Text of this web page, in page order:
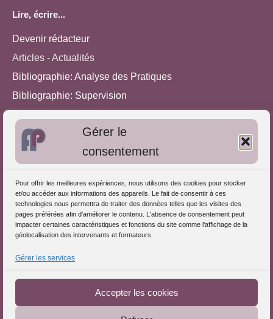
Gérer le
consentement
Pour offrir les meilleures expériences, nous utilisons des cookies pour stocker
et/ou accéder aux informations des appareils. Le fait de consentir à ces
technologies nous permettra de traiter des données telles que les visites des
pages préférées afin d'améliorer le contenu. L'absence de consentement peut
impacter certaines caractéristiques et fonctions du site comme l'affichage de la
géolocalisation des intervenants et formateurs.
Gérer les services
Accepter les cookies
Lire, écrire...
Devenir rédacteur
Articles - Actualités
Bibliographie: Analyse des Pratiques
Bibliographie: Supervision
Approches de l'Analyse des pratiques
S'inscrire dans l'Annuaire
Publiez vos formations
Charte déontologique
Téléchargez le Guide